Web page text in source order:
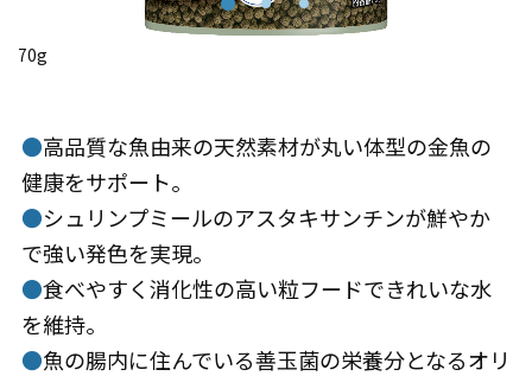
70g
●高品質な魚由来の天然素材が丸い体型の金魚の
健康をサポート。
●シュリンプミールのアスタキサンチンが鮮やか
で強い発色を実現。
●食べやすく消化性の高い粒フードできれいな水
を維持。
●魚の腸内に住んでいる善玉菌の栄養分となるオリ